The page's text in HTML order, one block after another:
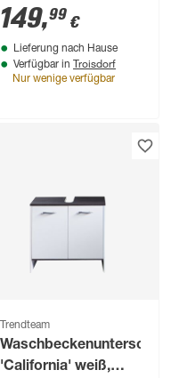
anthrazit
149,99 €
Lieferung nach Hause
Verfügbar in Troisdorf
Nur wenige verfügbar
Trendteam
'California' weiß,